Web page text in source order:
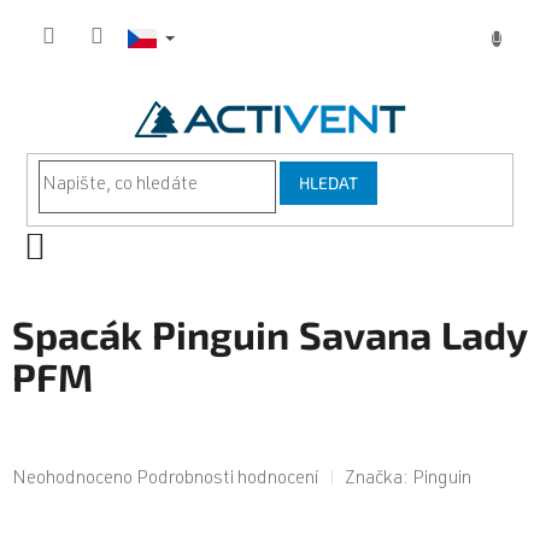
HLEDAT
Spacák Pinguin Savana Lady
PFM
Průměrné
Neohodnoceno Podrobnosti hodnocení Značka: Pinguin